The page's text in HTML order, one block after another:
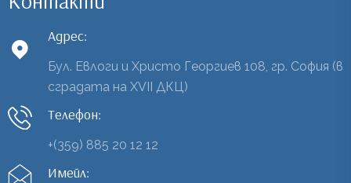
Адрес:
Бул. Евлоги и Христо Георгиев 108, гр. София (в
сградата на XVII ДКЦ)
Телефон:
+(359) 885 20 12 12
Имейл: